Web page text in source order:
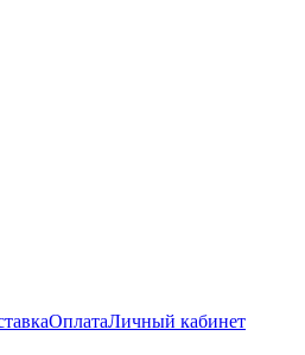
ОплатаЛичный кабинет